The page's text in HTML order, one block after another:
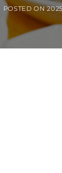
POSTED ON